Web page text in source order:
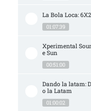
La Bola Loca:
01:07:39
Xperimental
e Sun
00:51:00
Dando la latam:
o la Latam
01:00:02